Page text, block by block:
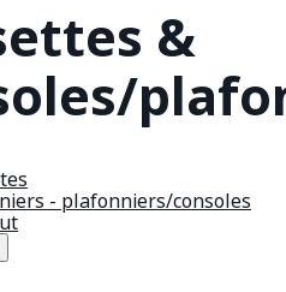
&
- plafonniers/consoles